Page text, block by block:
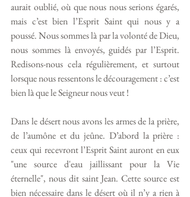
aurait oublié, où que nous nous serions égarés,
mais c’est bien l’Esprit Saint qui nous y a
poussé. Nous sommes là par la volonté de Dieu,
nous sommes là envoyés, guidés par l’Esprit.
Redisons-nous cela régulièrement, et surtout
lorsque nous ressentons le découragement : c’est
bien là que le Seigneur nous veut !
Dans le désert nous avons les armes de la prière,
de l’aumône et du jeûne. D’abord la prière :
ceux qui recevront l’Esprit Saint auront en eux
"une source d'eau jaillissant pour la Vie
éternelle", nous dit saint Jean. Cette source est
bien nécessaire dans le désert où il n’y a rien à